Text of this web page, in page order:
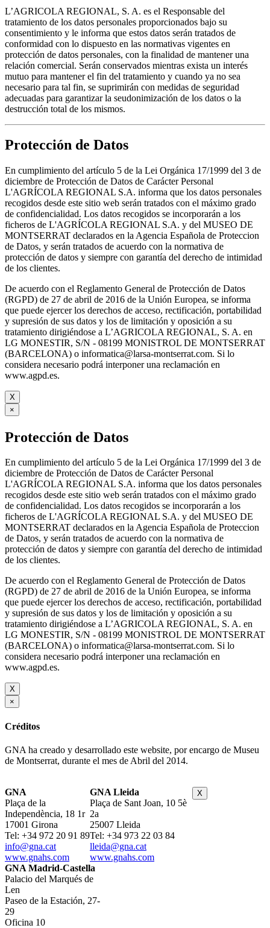
L’AGRICOLA REGIONAL, S. A. es el Responsable del
tratamiento de los datos personales proporcionados bajo su
consentimiento y le informa que estos datos serán tratados de
conformidad con lo dispuesto en las normativas vigentes en
protección de datos personales, con la finalidad de mantener una
relación comercial. Serán conservados mientras exista un interés
mutuo para mantener el fin del tratamiento y cuando ya no sea
necesario para tal fin, se suprimirán con medidas de seguridad
adecuadas para garantizar la seudonimización de los datos o la
destrucción total de los mismos.
Protección de Datos
En cumplimiento del artículo 5 de la Lei Orgánica 17/1999 del 3 de
diciembre de Protección de Datos de Carácter Personal
L'AGRÍCOLA REGIONAL S.A. informa que los datos personales
recogidos desde este sitio web serán tratados con el máximo grado
de confidencialidad. Los datos recogidos se incorporarán a los
ficheros de L'AGRÍCOLA REGIONAL S.A. y del MUSEO DE
MONTSERRAT declarados en la Agencia Española de Proteccion
de Datos, y serán tratados de acuerdo con la normativa de
protección de datos y siempre con garantía del derecho de intimidad
de los clientes.
De acuerdo con el Reglamento General de Protección de Datos
(RGPD) de 27 de abril de 2016 de la Unión Europea, se informa
que puede ejercer los derechos de acceso, rectificación, portabilidad
y supresión de sus datos y los de limitación y oposición a su
tratamiento dirigiéndose a L’AGRICOLA REGIONAL, S. A. en
LG MONESTIR, S/N - 08199 MONISTROL DE MONTSERRAT
(BARCELONA) o informatica@larsa-montserrat.com. Si lo
considera necesario podrá interponer una reclamación en
www.agpd.es.
X
×
Protección de Datos
En cumplimiento del artículo 5 de la Lei Orgánica 17/1999 del 3 de
diciembre de Protección de Datos de Carácter Personal
L'AGRÍCOLA REGIONAL S.A. informa que los datos personales
recogidos desde este sitio web serán tratados con el máximo grado
de confidencialidad. Los datos recogidos se incorporarán a los
ficheros de L'AGRÍCOLA REGIONAL S.A. y del MUSEO DE
MONTSERRAT declarados en la Agencia Española de Proteccion
de Datos, y serán tratados de acuerdo con la normativa de
protección de datos y siempre con garantía del derecho de intimidad
de los clientes.
De acuerdo con el Reglamento General de Protección de Datos
(RGPD) de 27 de abril de 2016 de la Unión Europea, se informa
que puede ejercer los derechos de acceso, rectificación, portabilidad
y supresión de sus datos y los de limitación y oposición a su
tratamiento dirigiéndose a L’AGRICOLA REGIONAL, S. A. en
LG MONESTIR, S/N - 08199 MONISTROL DE MONTSERRAT
(BARCELONA) o informatica@larsa-montserrat.com. Si lo
considera necesario podrá interponer una reclamación en
www.agpd.es.
X
×
Créditos
GNA ha creado y desarrollado este website, por encargo de Museu
de Montserrat, durante el mes de Abril del 2014.
GNA
Plaça de la
Independència, 18 1r
17001 Girona
Tel: +34 972 20 91 89
info@gna.cat
www.gnahs.com
GNA Lleida
Plaça de Sant Joan, 10 5è
2a
25007 Lleida
Tel: +34 973 22 03 84
lleida@gna.cat
www.gnahs.com
GNA Madrid-Castella
Palacio del Marqués de
Len
Paseo de la Estación, 27-
29
Oficina 10
X